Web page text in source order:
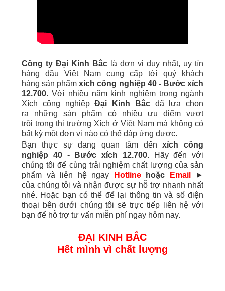
Công ty Đại Kinh Bắc là đơn vị duy nhất, uy tín
hàng đầu Việt Nam cung cấp tới quý khách
hàng sản phẩmxích công nghiệp 40 - Bước xích
12.700. Với nhiều năm kinh nghiệm trong ngành
Xích công nghiệpĐại Kinh Bắcđã lựa chọn
ra những sản phẩm có nhiều ưu điểm vượt
trội trong thị trường Xích ở Việt Nam mà không có
bất kỳ một đơn vị nào có thể đáp ứng được.
Bạn thực sự đang quan tâm đến
xích công
nghiệp 40 - Bước xích 12.700. Hãy đến với
chúng tôi để cùng trải nghiệm chất lượng của sản
phẩm và liên hệ ngay
Hotline hoặc Email
►
của chúng tôi và nhận được sự hỗ trợ nhanh nhất
nhé. Hoặc bạn có thể để lại thông tin và số điện
thoại bên dưới chúng tôi sẽ trực tiếp liên hệ với
bạn để hỗ trợ tư vấn miễn phí ngay hôm nay.
ĐẠI KINH BẮC
Hết mình vì chất lượng